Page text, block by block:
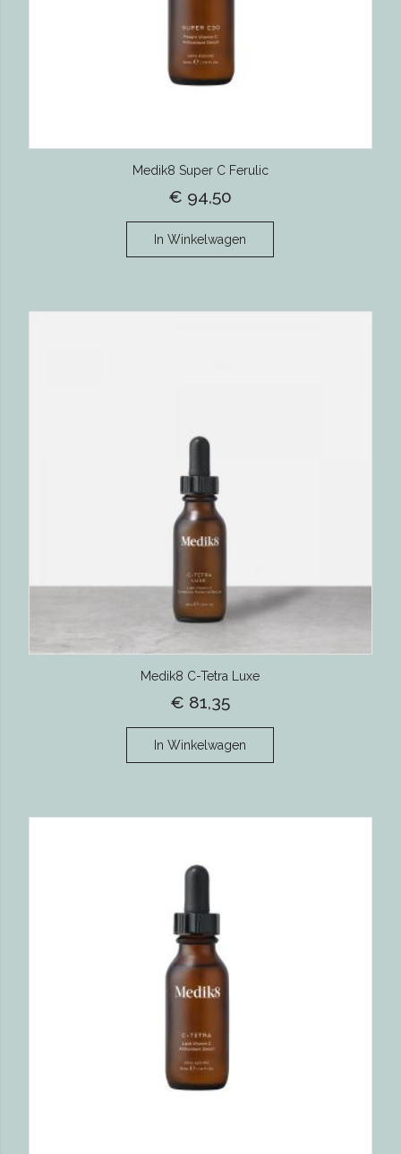
Medik8 Super C Ferulic
€ 94,50
In Winkelwagen
Medik8 C-Tetra Luxe
€ 81,35
In Winkelwagen